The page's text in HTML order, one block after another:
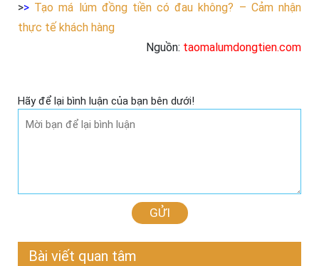
>> Tạo má lúm đồng tiền có đau không? – Cảm nhận
thực tế khách hàng
Nguồn: taomalumdongtien.com
Hãy để lại bình luận của bạn bên dưới!
GỬI
Bài viết quan tâm